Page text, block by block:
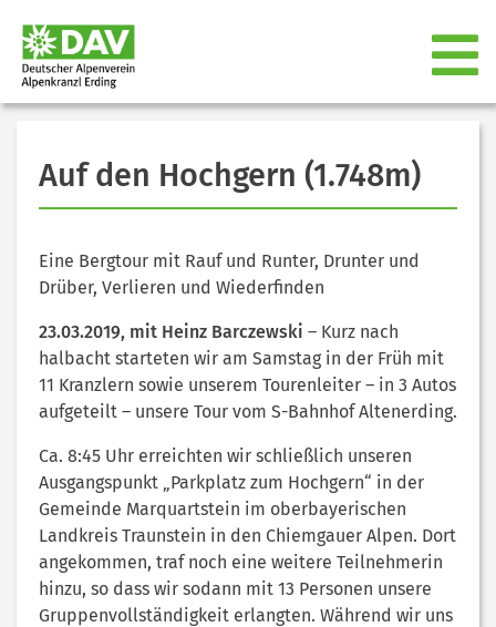
Auf den Hochgern (1.748m)
Eine Bergtour mit Rauf und Runter, Drunter und
Drüber, Verlieren und Wiederfinden
23.03.2019, mit Heinz Barczewski – Kurz nach
halbacht starteten wir am Samstag in der Früh mit
11 Kranzlern sowie unserem Tourenleiter – in 3 Autos
aufgeteilt – unsere Tour vom S-Bahnhof Altenerding.
Ca. 8:45 Uhr erreichten wir schließlich unseren
Ausgangspunkt „Parkplatz zum Hochgern“ in der
Gemeinde Marquartstein im oberbayerischen
Landkreis Traunstein in den Chiemgauer Alpen. Dort
angekommen, traf noch eine weitere Teilnehmerin
hinzu, so dass wir sodann mit 13 Personen unsere
Gruppenvollständigkeit erlangten. Während wir uns